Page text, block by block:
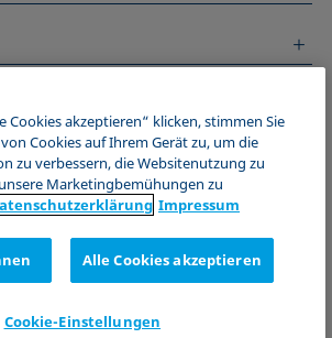
Cookies akzeptieren“ klicken, stimmen Sie
Cookies auf Ihrem Gerät zu, um die
zu verbessern, die Websitenutzung zu
Marketingbemühungen zu
Impressum
Alle Cookies akzeptieren
Cookie-Einstellungen